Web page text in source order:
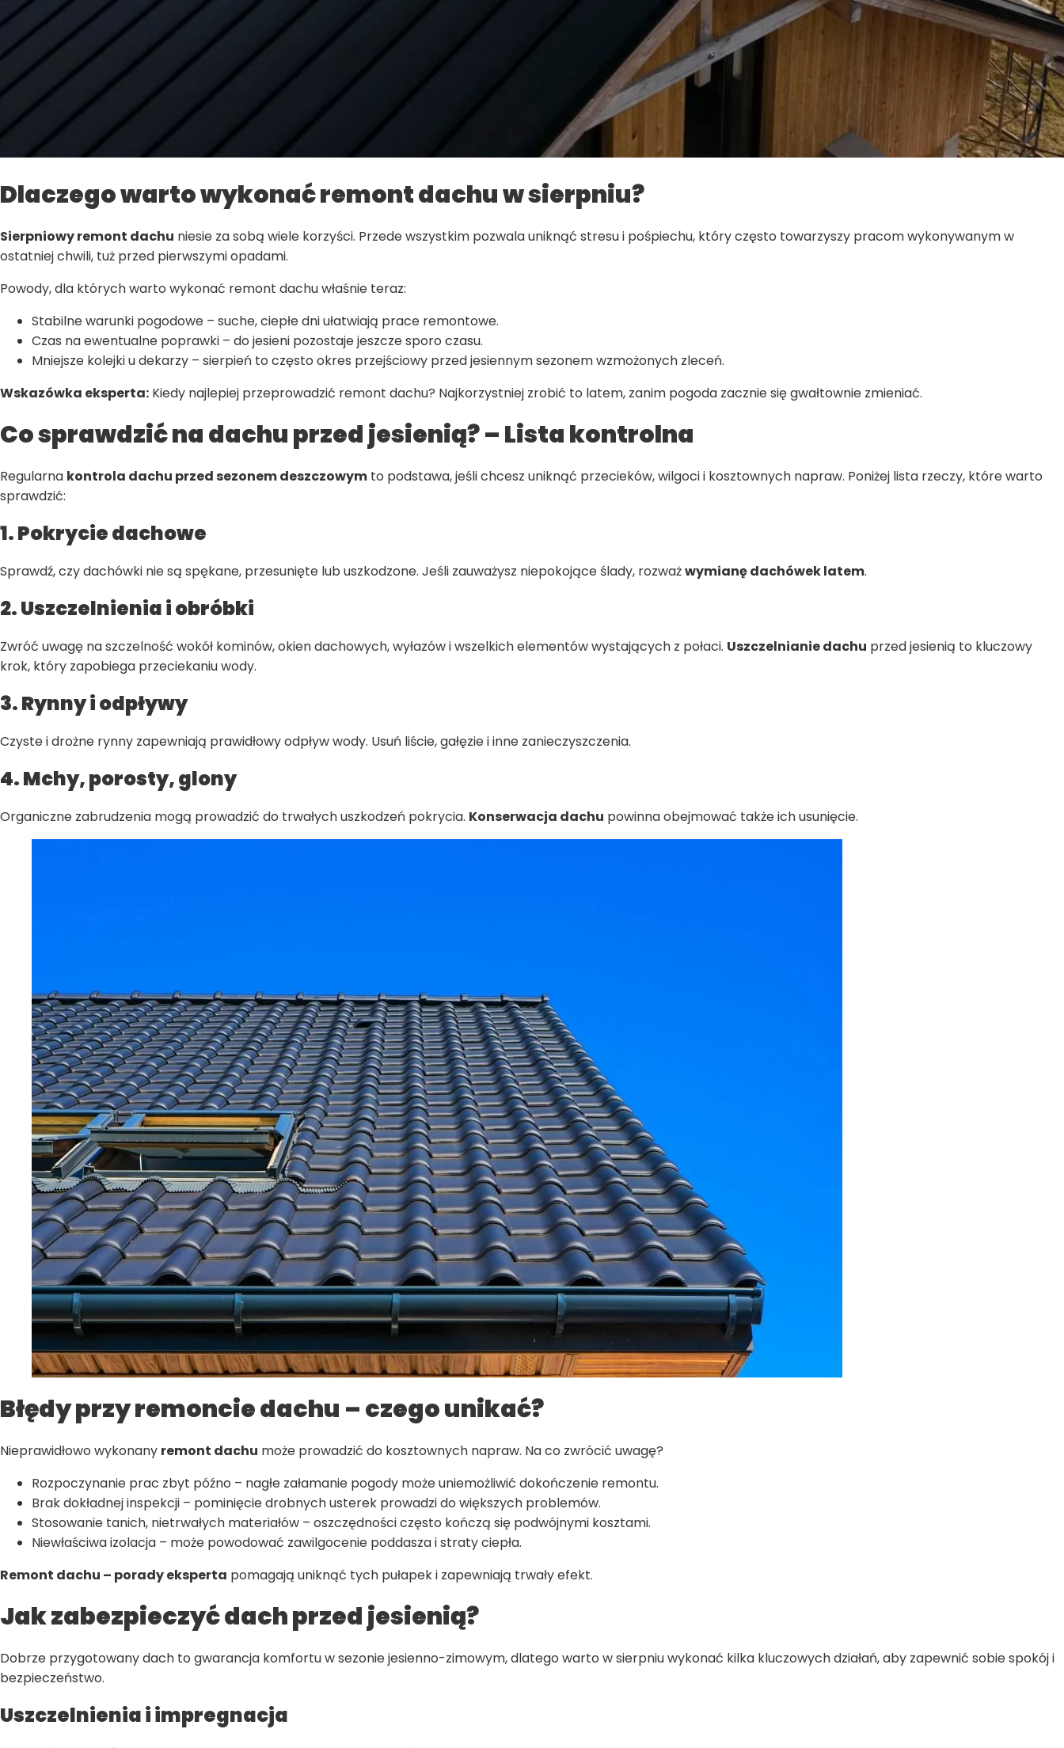
Dlaczego warto wykonać remont dachu w sierpniu?
Sierpniowy remont dachu niesie za sobą wiele korzyści. Przede wszystkim pozwala uniknąć stresu i pośpiechu, który często towarzyszy pracom wykonywanym w
ostatniej chwili, tuż przed pierwszymi opadami.
Powody, dla których warto wykonać remont dachu właśnie teraz:
Stabilne warunki pogodowe – suche, ciepłe dni ułatwiają prace remontowe.
Czas na ewentualne poprawki – do jesieni pozostaje jeszcze sporo czasu.
Mniejsze kolejki u dekarzy – sierpień to często okres przejściowy przed jesiennym sezonem wzmożonych zleceń.
Wskazówka eksperta: Kiedy najlepiej przeprowadzić remont dachu? Najkorzystniej zrobić to latem, zanim pogoda zacznie się gwałtownie zmieniać.
Co sprawdzić na dachu przed jesienią? – Lista kontrolna
Regularna kontrola dachu przed sezonem deszczowym to podstawa, jeśli chcesz uniknąć przecieków, wilgoci i kosztownych napraw. Poniżej lista rzeczy, które warto
sprawdzić:
1. Pokrycie dachowe
Sprawdź, czy dachówki nie są spękane, przesunięte lub uszkodzone. Jeśli zauważysz niepokojące ślady, rozważwymianę dachówek latem.
2. Uszczelnienia i obróbki
Zwróć uwagę na szczelność wokół kominów, okien dachowych, wyłazów i wszelkich elementów wystających z połaci. Uszczelnianie dachu przed jesienią to kluczowy
krok, który zapobiega przeciekaniu wody.
3. Rynny i odpływy
Czyste i drożne rynny zapewniają prawidłowy odpływ wody. Usuń liście, gałęzie i inne zanieczyszczenia.
4. Mchy, porosty, glony
Organiczne zabrudzenia mogą prowadzić do trwałych uszkodzeń pokrycia. Konserwacja dachu powinna obejmować także ich usunięcie.
Błędy przy remoncie dachu – czego unikać?
Nieprawidłowo wykonany remont dachu może prowadzić do kosztownych napraw. Na co zwrócić uwagę?
Rozpoczynanie prac zbyt późno – nagłe załamanie pogody może uniemożliwić dokończenie remontu.
Brak dokładnej inspekcji – pominięcie drobnych usterek prowadzi do większych problemów.
Stosowanie tanich, nietrwałych materiałów – oszczędności często kończą się podwójnymi kosztami.
Niewłaściwa izolacja – może powodować zawilgocenie poddasza i straty ciepła.
Remont dachu – porady eksperta pomagają uniknąć tych pułapek i zapewniają trwały efekt.
Jak zabezpieczyć dach przed jesienią?
Dobrze przygotowany dach to gwarancja komfortu w sezonie jesienno-zimowym, dlatego warto w sierpniu wykonać kilka kluczowych działań, aby zapewnić sobie spokój i
bezpieczeństwo.
Uszczelnienia i impregnacja